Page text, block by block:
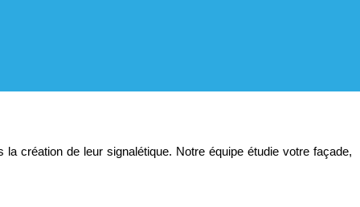
création de leur signalétique. Notre équipe étudie votre façade,